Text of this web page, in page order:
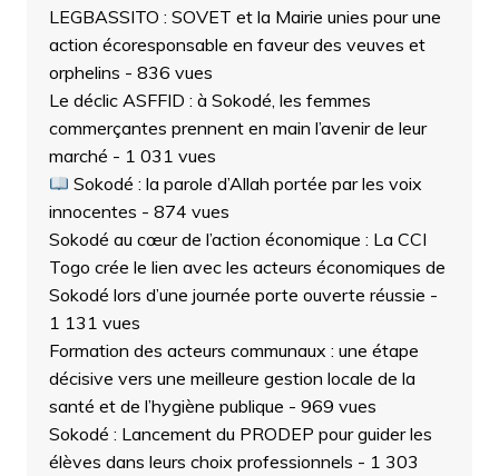
LEGBASSITO : SOVET et la Mairie unies pour une
action écoresponsable en faveur des veuves et
orphelins - 836 vues
Le déclic ASFFID : à Sokodé, les femmes
commerçantes prennent en main l’avenir de leur
marché - 1 031 vues
Sokodé : la parole d’Allah portée par les voix
innocentes - 874 vues
Sokodé au cœur de l’action économique : La CCI
Togo crée le lien avec les acteurs économiques de
Sokodé lors d’une journée porte ouverte réussie -
1 131 vues
Formation des acteurs communaux : une étape
décisive vers une meilleure gestion locale de la
santé et de l’hygiène publique - 969 vues
Sokodé : Lancement du PRODEP pour guider les
élèves dans leurs choix professionnels - 1 303